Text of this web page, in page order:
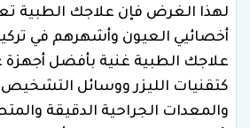
لهذا الغرض فإن علاجك الطبية
أخصائيي العيون وأشهرهم في
علاجك الطبية غنية بأفضل أجهزة
كتقنيات الليزر ووسائل التشخيص
والمعدات الجراحية الدقيقة